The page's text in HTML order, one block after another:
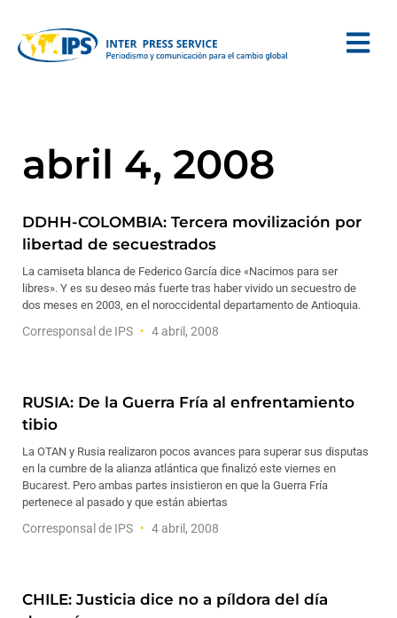
abril 4, 2008
DDHH-COLOMBIA: Tercera movilización por
libertad de secuestrados
La camiseta blanca de Federico García dice «Nacimos para ser
libres». Y es su deseo más fuerte tras haber vivido un secuestro de
dos meses en 2003, en el noroccidental departamento de Antioquia.
Corresponsal de IPS 4 abril, 2008
RUSIA: De la Guerra Fría al enfrentamiento
tibio
La OTAN y Rusia realizaron pocos avances para superar sus disputas
en la cumbre de la alianza atlántica que finalizó este viernes en
Bucarest. Pero ambas partes insistieron en que la Guerra Fría
pertenece al pasado y que están abiertas
Corresponsal de IPS 4 abril, 2008
CHILE: Justicia dice no a píldora del día